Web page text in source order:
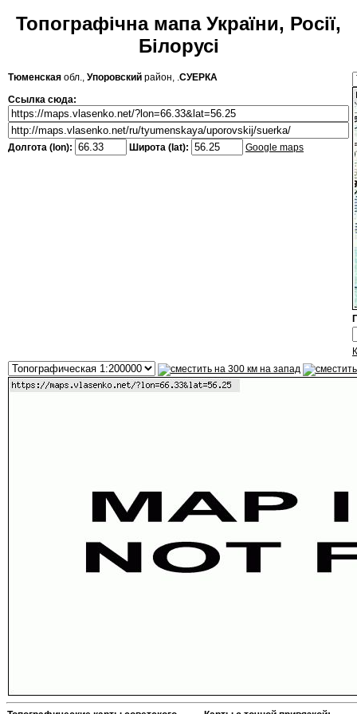
Топографічна мапа України, Росії,
Білорусі
Тюменская обл., Упоровский район, .СУЕРКА
Ссылка сюда:
Долгота (lon): Широта (lat): Google maps